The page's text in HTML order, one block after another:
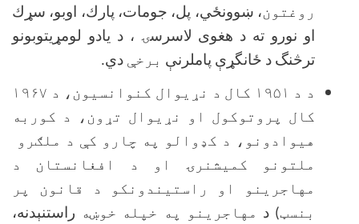
روغتون، ښوونځي، پل، جومات، پارك، اوبو، سړك
او نورو ته د هغوى لاسرسۍ ، د يادو لومړيتوبونو
ترڅنگ د ځانگړې پاملرنې برخې دي.
د د ۱۹۵۱ کال د نړيوال کنوانسيون، د ۱۹۶۷
کال پروتوکول او نړيوال تړون، د کوربه
هیوادونو، د کډوالو په چارو کې د ملګرو
ملتونو کميشنرۍ او د افغانستان د
مهاجرينو او راستيندونکو د قانون پر
بنسټ) د مهاجرینو په خپله خوښه
راستنېدنه،